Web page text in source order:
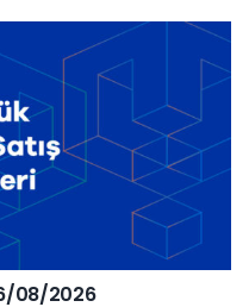
08/2026